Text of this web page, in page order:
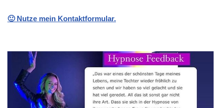
🙂 Nutze mein Kontaktformular.